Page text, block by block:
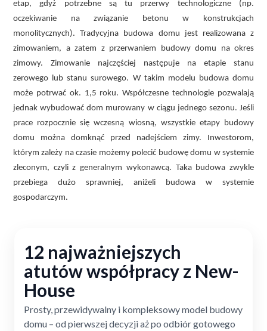
etap, gdyż potrzebne są tu przerwy technologiczne (np.
oczekiwanie na związanie betonu w konstrukcjach
monolitycznych). Tradycyjna budowa domu jest realizowana z
zimowaniem, a zatem z przerwaniem budowy domu na okres
zimowy. Zimowanie najczęściej następuje na etapie stanu
zerowego lub stanu surowego. W takim modelu budowa domu
może potrwać ok. 1,5 roku. Współczesne technologie pozwalają
jednak wybudować dom murowany w ciągu jednego sezonu. Jeśli
prace rozpocznie się wczesną wiosną, wszystkie etapy budowy
domu można domknąć przed nadejściem zimy. Inwestorom,
którym zależy na czasie możemy polecić budowę domu w systemie
zleconym, czyli z generalnym wykonawcą. Taka budowa zwykle
przebiega dużo sprawniej, aniżeli budowa w systemie
gospodarczym.
12 najważniejszych
atutów współpracy z New-
House
Prosty, przewidywalny i kompleksowy model budowy
domu – od pierwszej decyzji aż po odbiór gotowego